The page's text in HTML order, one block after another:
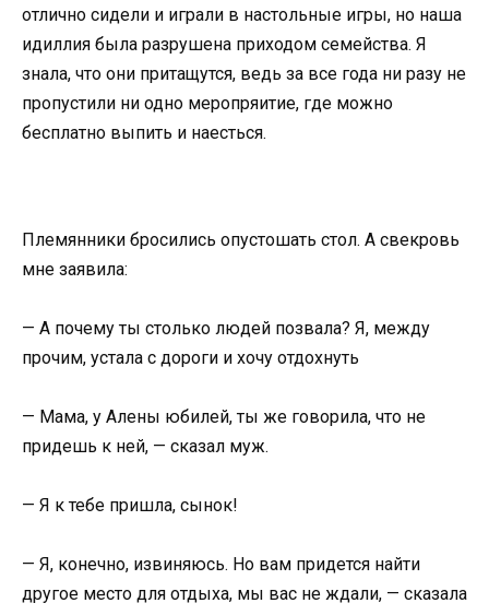
отлично сидели и играли в настольные игры, но наша
идиллия была разрушена приходом семейства. Я
знала, что они притащутся, ведь за все года ни разу не
пропустили ни одно меропряитие, где можно
бесплатно выпить и наесться.
Племянники бросились опустошать стол. А свекровь
мне заявила:
— А почему ты столько людей позвала? Я, между
прочим, устала с дороги и хочу отдохнуть
— Мама, у Алены юбилей, ты же говорила, что не
придешь к ней, — сказал муж.
— Я к тебе пришла, сынок!
— Я, конечно, извиняюсь. Но вам придется найти
другое место для отдыха, мы вас не ждали, — сказала